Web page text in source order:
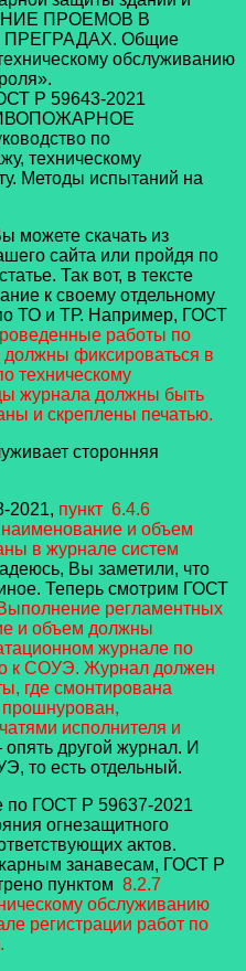
ПРОЕМОВ В
Общие
обслуживанию
Р 59643-2021
по
техническому
Методы испытаний на
скачать из
сайта или пройдя по
Так вот, в тексте
к своему отдельному
ТО и ТР. Например, ГОСТ
работы по
фиксироваться в
техническому
журнала должны быть
и скреплены печатью.
сторонняя
2021, пункт 6.4.6
и объем
в журнале систем
Вы заметили, что
Теперь смотрим ГОСТ
регламентных
и объем должны
журнале по
к СОУЭ. Журнал должен
где смонтирована
исполнителя и
опять другой журнал. И
то есть отдельный.
по ГОСТ Р 59637-2021
огнезащитного
актов.
занавесам, ГОСТ Р
пунктом 8.2.7
обслуживанию
регистрации работ по